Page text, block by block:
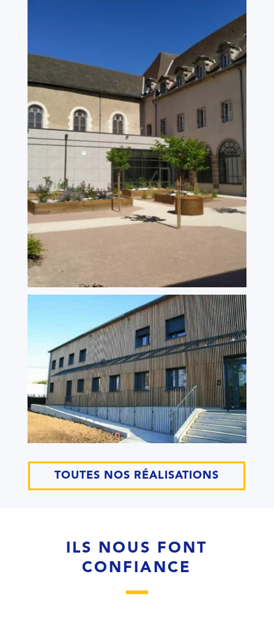
TOUTES NOS RÉALISATIONS
ILS NOUS FONT
CONFIANCE